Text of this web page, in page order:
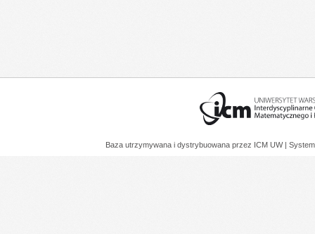
Baza utrzymywana i dystrybuowana przez ICM UW |